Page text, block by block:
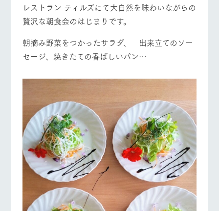
レストラン ティルズにて大自然を味わいながらの
贅沢な朝食会のはじまりです。
朝摘み野菜をつかったサラダ、 出来立てのソー
セージ、焼きたての香ばしいパン…